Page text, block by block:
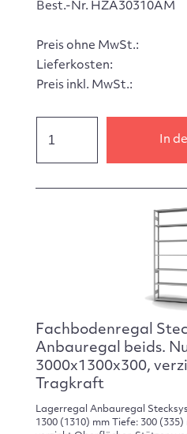
Best.-Nr. HZA30310AM
Preis ohne MwSt.:
Lieferkosten:
Preis inkl. MwSt.:
In
Fachbodenregal
Anbauregal beids.
3000x1300x300,
Tragkraft
Lagerregal Anbauregal
1300 (1310) mm Tiefe: 300